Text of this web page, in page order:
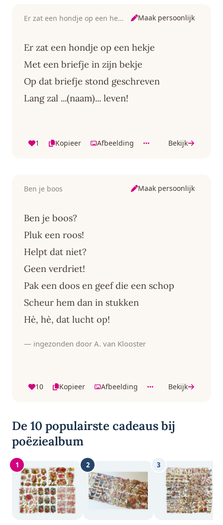
Er zat een hondje op een hekje Maak persoonlijk
Er zat een hondje op een hekje
Met een briefje in zijn bekje
Op dat briefje stond geschreven
Lang zal ...(naam)... leven!
1 Kopieer Afbeelding Bekijk
Ben je boos Maak persoonlijk
Ben je boos?
Pluk een roos!
Helpt dat niet?
Geen verdriet!
Pak een doos en geef die een schop
Scheur hem dan in stukken
Hè, hè, dat lucht op!
— ingezonden door A. van Klooster
10 Kopieer Afbeelding Bekijk
De 10 populairste cadeaus bij
poëziealbum
1 2 3